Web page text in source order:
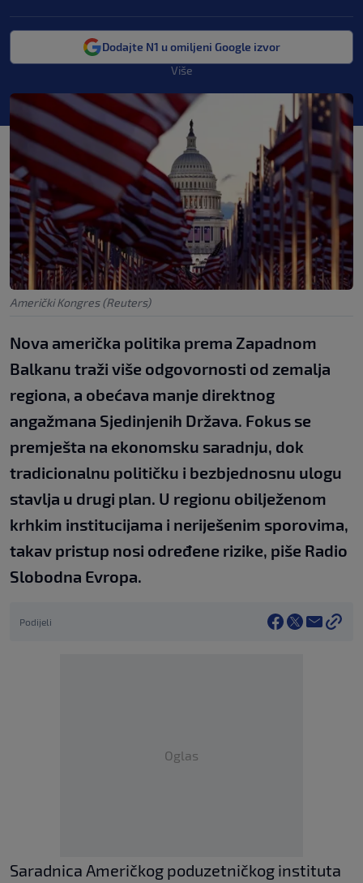
Dodajte N1 u omiljeni Google izvor
Više
Američki Kongres (Reuters)
Nova američka politika prema Zapadnom
Balkanu traži više odgovornosti od zemalja
regiona, a obećava manje direktnog
angažmana Sjedinjenih Država. Fokus se
premješta na ekonomsku saradnju, dok
tradicionalnu političku i bezbjednosnu ulogu
stavlja u drugi plan. U regionu obilježenom
krhkim institucijama i neriješenim sporovima,
takav pristup nosi određene rizike, piše Radio
Slobodna Evropa.
Podijeli
Oglas
Saradnica Američkog poduzetničkog instituta